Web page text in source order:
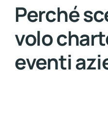
Perché
volo
eventi